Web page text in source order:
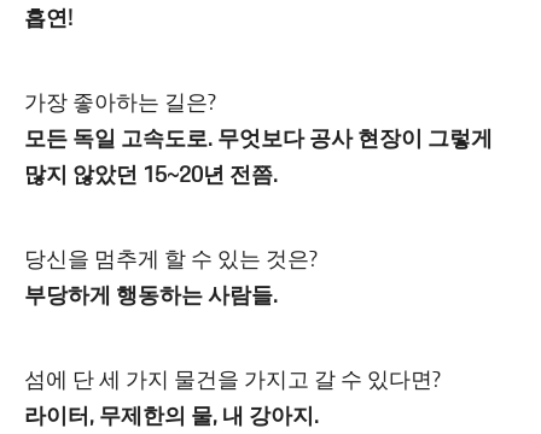
흡연!
가장 좋아하는 길은?
모든 독일 고속도로. 무엇보다 공사 현장이 그렇게
많지 않았던 15~20년 전쯤.
당신을 멈추게 할 수 있는 것은?
부당하게 행동하는 사람들.
섬에 단 세 가지 물건을 가지고 갈 수 있다면?
라이터, 무제한의 물, 내 강아지.